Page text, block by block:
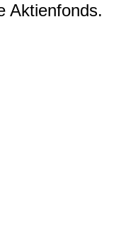
Aktienfonds.